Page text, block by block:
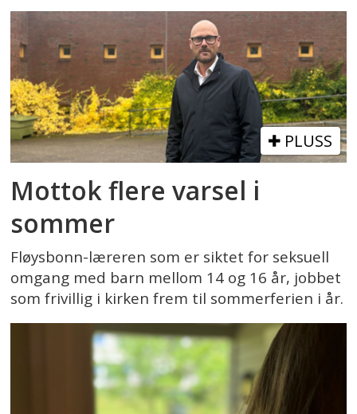
PLUSS
Mottok flere varsel i
sommer
Fløysbonn-læreren som er siktet for seksuell
omgang med barn mellom 14 og 16 år, jobbet
som frivillig i kirken frem til sommerferien i år.